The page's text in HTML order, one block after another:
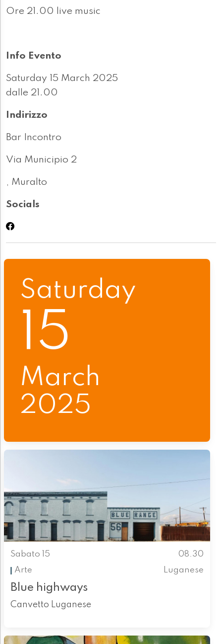
Ore 21.00 live music
Info Evento
Saturday 15 March 2025
dalle 21.00
Indirizzo
Bar Incontro
Via Municipio 2
, Muralto
Socials
Saturday
15
March
2025
Sabato 15
08.30
Arte
Luganese
Blue highways
Canvetto Luganese